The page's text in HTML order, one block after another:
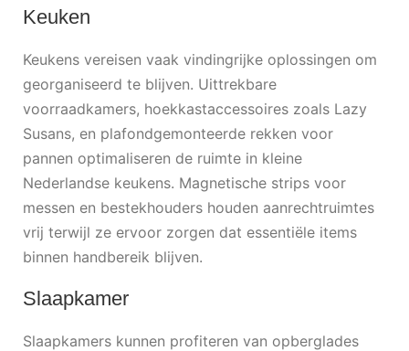
Keuken
Keukens vereisen vaak vindingrijke oplossingen om
georganiseerd te blijven. Uittrekbare
voorraadkamers, hoekkastaccessoires zoals Lazy
Susans, en plafondgemonteerde rekken voor
pannen optimaliseren de ruimte in kleine
Nederlandse keukens. Magnetische strips voor
messen en bestekhouders houden aanrechtruimtes
vrij terwijl ze ervoor zorgen dat essentiële items
binnen handbereik blijven.
Slaapkamer
Slaapkamers kunnen profiteren van opberglades